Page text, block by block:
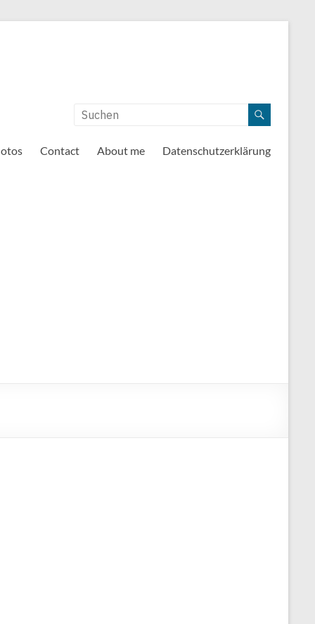
Contact About me Datenschutzerklärung